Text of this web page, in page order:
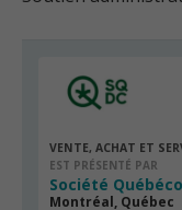
VENTE, ACHAT ET
EST PRÉSENTÉ PAR
Société
Montréal, Québec